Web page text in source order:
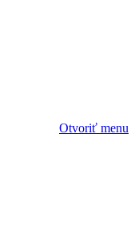
Otvoriť menu